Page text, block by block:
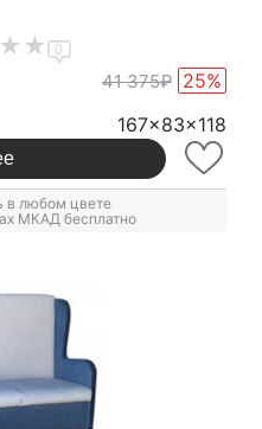
0
41 375₽ 25%
167x83x118
в любом цвете
МКАД бесплатно